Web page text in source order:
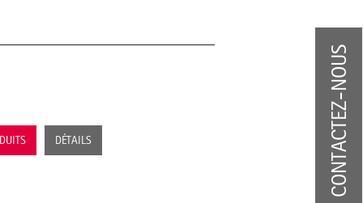
DÉTAILS CONTACTEZ-NOUS